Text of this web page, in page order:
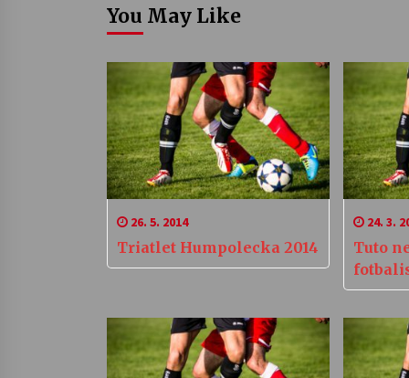
You May Like
26. 5. 2014
Triatlet Humpolecka 2014
24. 3.
Tuto